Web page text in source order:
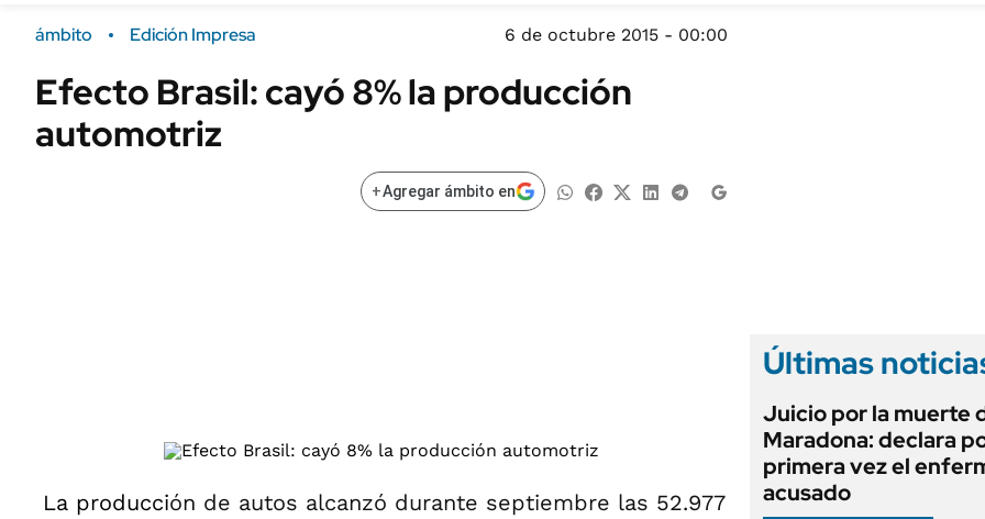
Campo
FINANZAS
Sustentabilidad
POLÍTICA
MÉXICO
MUNDO
ámbito Edición Impresa 6 de octubre 2015 - 00:00
Efecto Brasil: cayó 8% la producción
automotriz
+Agregar ámbito en
La producción de autos alcanzó durante septiembre las 52.977
Últimas
Juicio por la muerte
Maradona: declara
primera vez el
acusado